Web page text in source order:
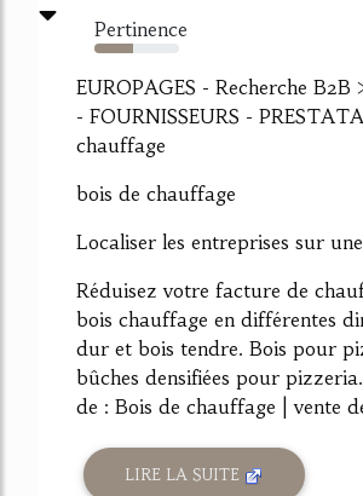
Pertinence
46%
EUROPAGES - Recherche B2B
- FOURNISSEURS -
chauffage
bois de chauffage
Localiser les entreprises sur
Réduisez votre facture de
bois chauffage en différentes
dur et bois tendre. Bois pour
bûches densifiées pour
de : Bois de chauffage | vente
LIRE LA SUITE